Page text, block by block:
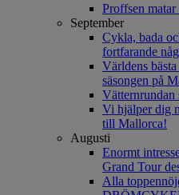
Proffsen
September
Cykla, bada
fortfarande
Världens
säsongen på
Vätternrundan
Vi hjälper dig
till Mallorca!
Augusti
Enormt
Grand Tour
Alla